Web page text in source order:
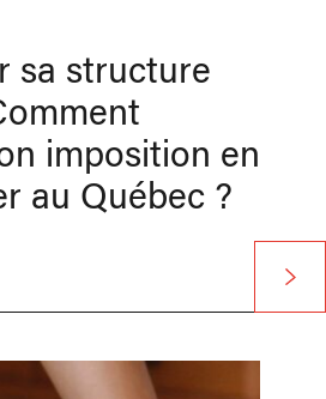
sa structure
imposition en
au Québec ?